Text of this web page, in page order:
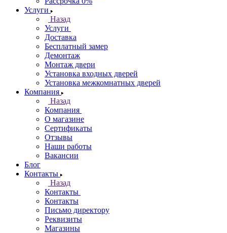
Услуги
Назад
Услуги
Доставка
Бесплатный замер
Демонтаж
Монтаж двери
Установка входных дверей
Установка межкомнатных дверей
Компания
Назад
Компания
О магазине
Сертификаты
Отзывы
Наши работы
Вакансии
Блог
Контакты
Назад
Контакты
Контакты
Письмо директору
Реквизиты
Магазины